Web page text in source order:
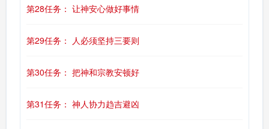
第28任务： 让神安心做好事情
第29任务： 人必须坚持三要则
第30任务： 把神和宗教安顿好
第31任务： 神人协力趋吉避凶